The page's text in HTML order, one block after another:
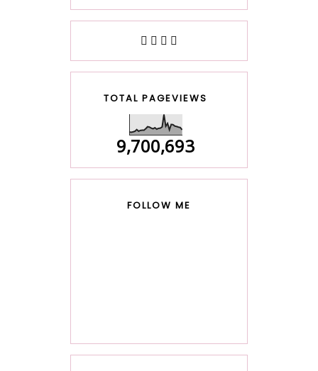
TOTAL PAGEVIEWS
9,700,693
FOLLOW ME